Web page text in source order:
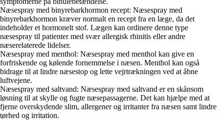
Næsespray med binyrebarkhormon recept: Næsespray med
binyrebarkhormon kræver normalt en recept fra en læge, da det
indeholder et hormonelt stof. Lægen kan ordinere denne type
næsespray til patienter med svær allergisk rhinitis eller andre
næserelaterede lidelser.
Næsespray med menthol: Næsespray med menthol kan give en
forfriskende og kølende fornemmelse i næsen. Menthol kan også
bidrage til at lindre næsestop og lette vejrtrækningen ved at åbne
luftvejene.
Næsespray med saltvand: Næsespray med saltvand er en skånsom
løsning til at skylle og fugte næsepassagerne. Det kan hjælpe med at
fjerne overskydende slim, allergener og irritanter fra næsen samt lindre
tørhed og irritation.